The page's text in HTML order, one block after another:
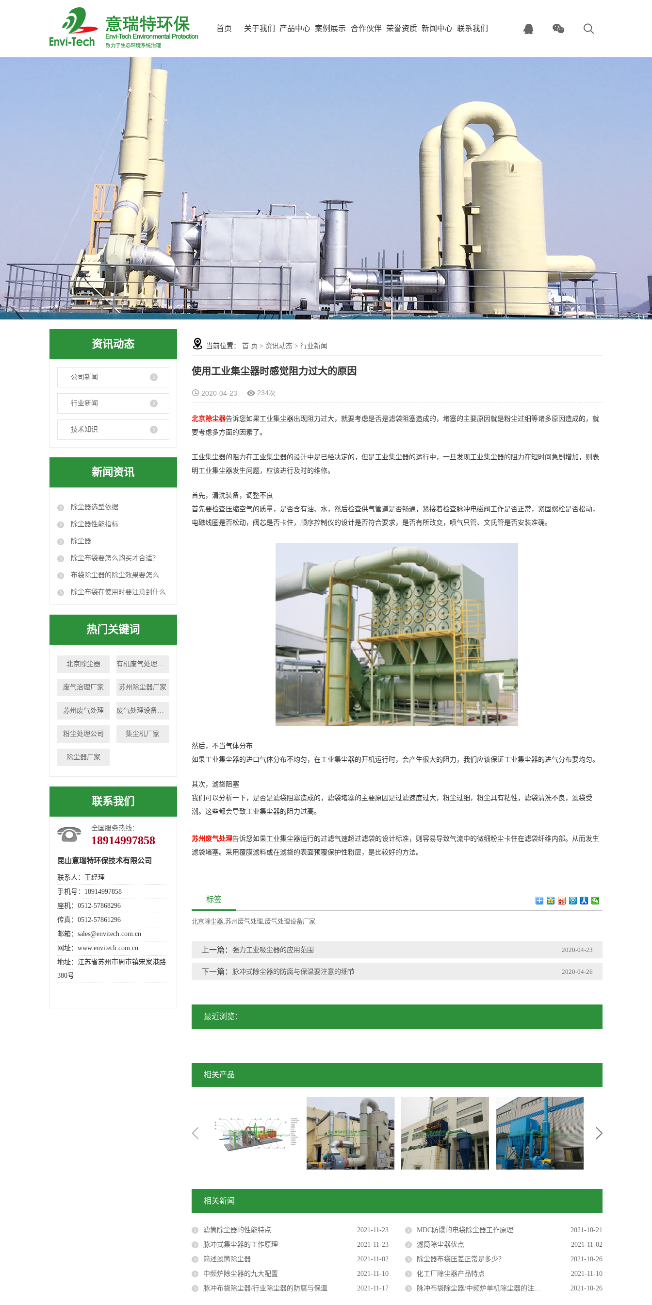
首页 关于我们 产品中心 案例展示 合作伙伴 荣誉资质 新闻中心 联系我们
资讯动态
公司新闻
行业新闻
技术知识
新闻资讯
除尘器选型依据
除尘器性能指标
除尘器
除尘布袋要怎么购买才合适？
布袋除尘器的除尘效果要怎么达到要求？
除尘布袋在使用时要注意到什么
热门关键词
北京除尘器 有机废气处理设备
废气治理厂家 苏州除尘器厂家
苏州废气处理 废气处理设备厂家
粉尘处理公司 集尘机厂家
除尘器厂家
联系我们
全国服务热线：
18914997858
昆山意瑞特环保技术有限公司
联系人：王经理
手机号：18914997858
座机：0512-57868296
传真：0512-57861296
邮箱：sales@envitech.com.cn
网址：www.envitech.com.cn
地址：江苏省苏州市周市镇宋家港路
380号
当前位置： 首 页 > 资讯动态> 行业新闻
使用工业集尘器时感觉阻力过大的原因
2020-04-23 234次
北京除尘器告诉您如果工业集尘器出现阻力过大，就要考虑是否是滤袋阻塞造成的，堵塞的主要原因就是粉尘过细等诸多原因造成的，就
要考虑多方面的因素了。
工业集尘器的阻力在工业集尘器的设计中是已经决定的，但是工业集尘器的运行中，一旦发现工业集尘器的阻力在短时间急剧增加，则表
明工业集尘器发生问题，应该进行及时的维修。
首先，清洗装备，调整不良
首先要检查压缩空气的质量，是否含有油、水，然后检查供气管道是否畅通，紧接着检查脉冲电磁阀工作是否正常，紧固螺栓是否松动，
电磁线圈是否松动，阀芯是否卡住，顺序控制仪的设计是否符合要求，是否有所改变，喷气只管、文氏管是否安装准确。
然后，不当气体分布
如果工业集尘器的进口气体分布不均匀，在工业集尘器的开机运行时，会产生很大的阻力，我们应该保证工业集尘器的进气分布要均匀。
其次，滤袋阻塞
我们可以分析一下，是否是滤袋阻塞造成的，滤袋堵塞的主要原因是过滤速度过大，粉尘过细，粉尘具有粘性，滤袋清洗不良，滤袋受
潮。这些都会导致工业集尘器的阻力过高。
苏州废气处理告诉您如果工业集尘器运行的过滤气速超过滤袋的设计标准，则容易导致气流中的微细粉尘卡住在滤袋纤维内部。从而发生
滤袋堵塞。采用覆膜滤料或在滤袋的表面预覆保护性粉层，是比较好的方法。
标签
北京除尘器,苏州废气处理,废气处理设备厂家
上一篇： 强力工业吸尘器的应用范围 2020-04-23
下一篇： 脉冲式除尘器的防腐与保温要注意的细节 2020-04-26
最近浏览：
相关产品
相关新闻
滤筒除尘器的性能特点 2021-11-23 MDC防爆的电袋除尘器工作原理
2021-10-21
脉冲式集尘器的工作原理
2021-11-23 滤筒除尘器优点
2021-11-02
简述滤筒除尘器
2021-11-02 除尘器布袋压差正常是多少？
2021-10-26
中频炉除尘器的九大配置
2021-11-10 化工厂除尘器产品特点
2021-11-10
脉冲布袋除尘器/行业除尘器的防腐与保温
2021-11-17 脉冲布袋除尘器/中频炉单机除尘器的注意事项 2021-10-26